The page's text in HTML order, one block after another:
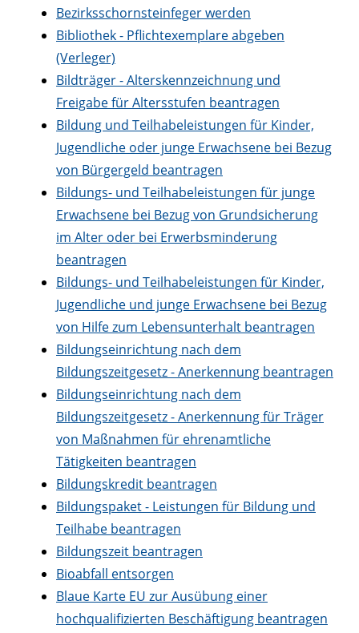
Bezirksschornsteinfeger werden
Bibliothek - Pflichtexemplare abgeben
(Verleger)
Bildträger - Alterskennzeichnung und
Freigabe für Altersstufen beantragen
Bildung und Teilhabeleistungen für Kinder,
Jugendliche oder junge Erwachsene bei Bezug
von Bürgergeld beantragen
Bildungs- und Teilhabeleistungen für junge
Erwachsene bei Bezug von Grundsicherung
im Alter oder bei Erwerbsminderung
beantragen
Bildungs- und Teilhabeleistungen für Kinder,
Jugendliche und junge Erwachsene bei Bezug
von Hilfe zum Lebensunterhalt beantragen
Bildungseinrichtung nach dem
Bildungszeitgesetz - Anerkennung beantragen
Bildungseinrichtung nach dem
Bildungszeitgesetz - Anerkennung für Träger
von Maßnahmen für ehrenamtliche
Tätigkeiten beantragen
Bildungskredit beantragen
Bildungspaket - Leistungen für Bildung und
Teilhabe beantragen
Bildungszeit beantragen
Bioabfall entsorgen
Blaue Karte EU zur Ausübung einer
hochqualifizierten Beschäftigung beantragen